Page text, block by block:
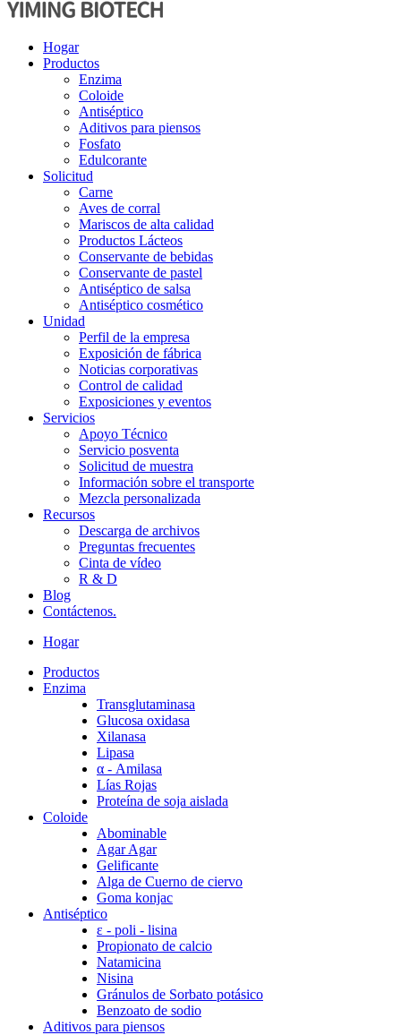
Hogar
Productos
Enzima
Coloide
Antiséptico
Aditivos para piensos
Fosfato
Edulcorante
Solicitud
Carne
Aves de corral
Mariscos de alta calidad
Productos Lácteos
Conservante de bebidas
Conservante de pastel
Antiséptico de salsa
Antiséptico cosmético
Unidad
Perfil de la empresa
Exposición de fábrica
Noticias corporativas
Control de calidad
Exposiciones y eventos
Servicios
Apoyo Técnico
Servicio posventa
Solicitud de muestra
Información sobre el transporte
Mezcla personalizada
Recursos
Descarga de archivos
Preguntas frecuentes
Cinta de vídeo
R & D
Blog
Contáctenos.
Hogar
Productos
Enzima
Transglutaminasa
Glucosa oxidasa
Xilanasa
Lipasa
α - Amilasa
Lías Rojas
Proteína de soja aislada
Coloide
Abominable
Agar Agar
Gelificante
Alga de Cuerno de ciervo
Goma konjac
Antiséptico
ε - poli - lisina
Propionato de calcio
Natamicina
Nisina
Gránulos de Sorbato potásico
Benzoato de sodio
Aditivos para piensos